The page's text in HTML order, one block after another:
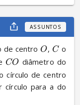
ASSUNTOS
de centro O, C o
CO diâmetro do
círculo de centro
círculo para a do